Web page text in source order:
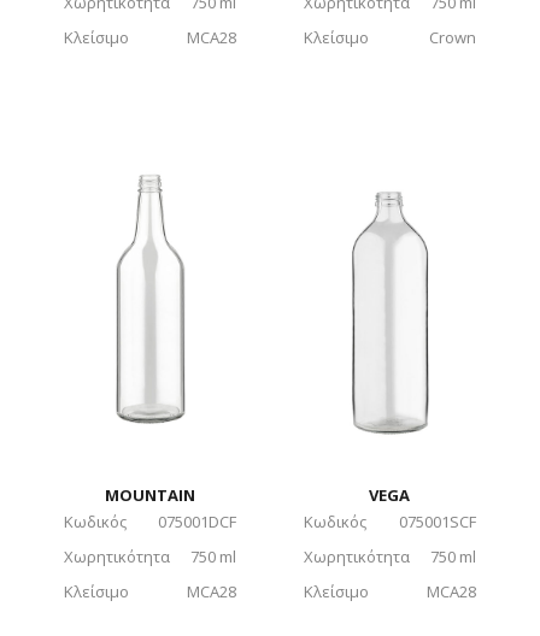
Κλείσιμο
MCA28
Κλείσιμο
Crown
MOUNTAIN
Κωδικός
075001DCF
Χωρητικότητα
750 ml
Κλείσιμο
MCA28
VEGA
Κωδικός
075001SCF
Χωρητικότητα
750 ml
Κλείσιμο
MCA28